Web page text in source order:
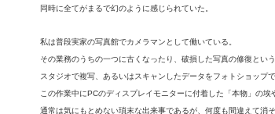
同時に全てがまるで幻のように感じられていた。
私は普段実家の写真館でカメラマンとして働いている。
その業務のうちの一つに古くなったり、破損した写真の修復という
スタジオで複写、あるいはスキャンしたデータをフォトショップ
この作業中にPCのディスプレイモニターに付着した「本物」の
通常は気にもとめない瑣末な出来事であるが、何度も間違えて消